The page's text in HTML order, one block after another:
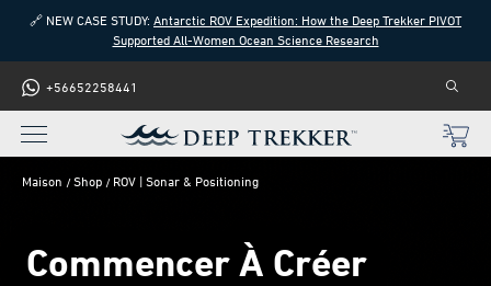
🔗 NEW CASE STUDY: Antarctic ROV Expedition: How the Deep Trekker PIVOT
Supported All-Women Ocean Science Research
+56652258441
Maison Shop ROV | Sonar & Positioning
Commencer À Créer